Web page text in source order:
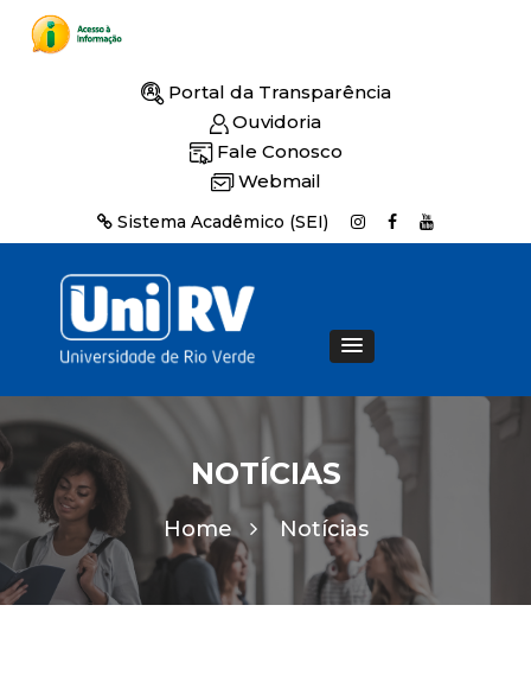
Portal da Transparência
Ouvidoria
Fale Conosco
Webmail
Sistema Acadêmico (SEI)
NOTÍCIAS
Home Notícias